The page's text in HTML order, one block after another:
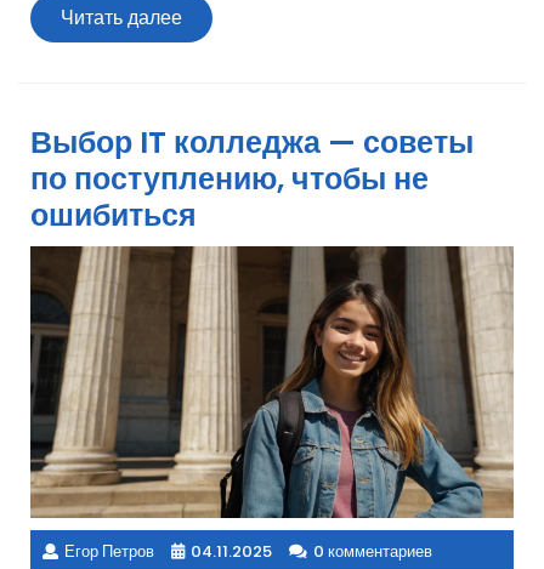
Читать далееЧитать
далее
Выбор IT колледжа — советы
по поступлению, чтобы не
ошибиться
Егор Петров 04.11.2025 0 комментариев